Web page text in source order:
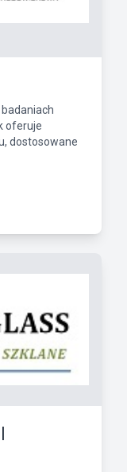
oferuje
dostosowane